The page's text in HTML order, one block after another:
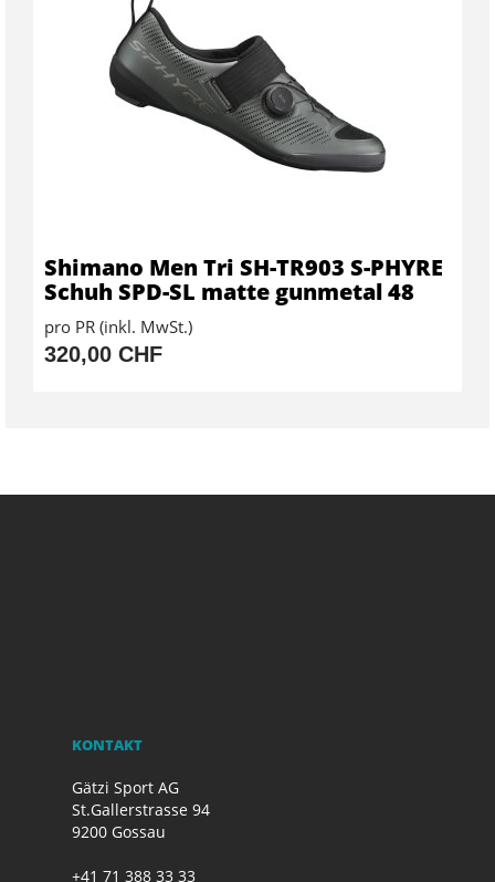
Shimano Men Tri SH-TR903 S-PHYRE
Schuh SPD-SL matte gunmetal 48
pro PR (inkl. MwSt.)
320,00 CHF
KONTAKT
Gätzi Sport AG
St.Gallerstrasse 94
9200 Gossau
+41 71 388 33 33